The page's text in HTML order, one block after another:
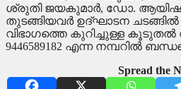
ശ്രുതി ജയകുമാര്‍, ഡോ.
തുടങ്ങിയവര്‍ ഉദ്ഘാടന
വിഭാഗത്തെ കുറിച്ചുള്ള കൂടുതല്‍
9446589182 എന്ന നമ്പറില്‍
Spread the